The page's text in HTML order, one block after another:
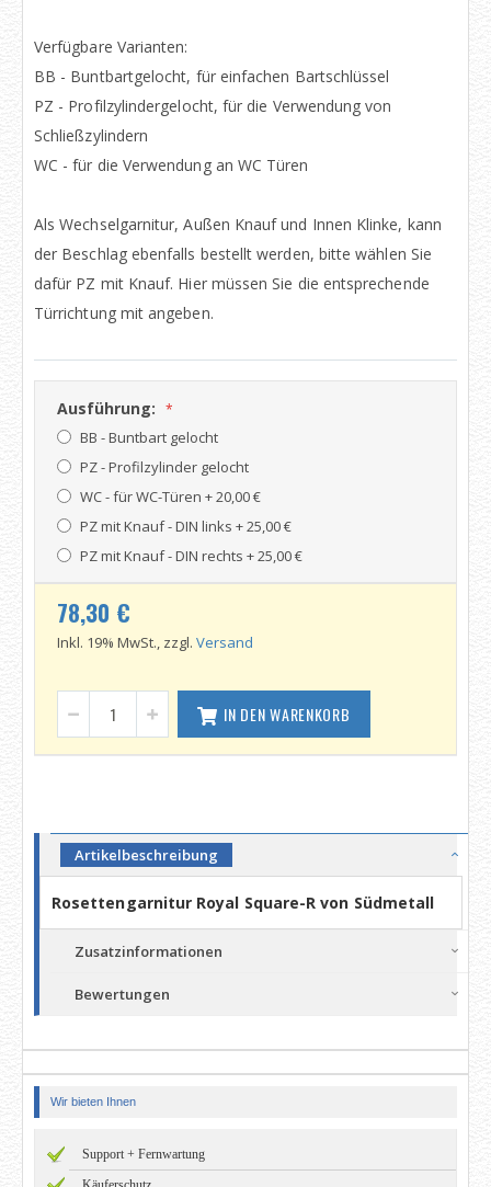
Verfügbare Varianten:
BB - Buntbartgelocht, für einfachen Bartschlüssel
PZ - Profilzylindergelocht, für die Verwendung von
Schließzylindern
WC - für die Verwendung an WC Türen
Als Wechselgarnitur, Außen Knauf und Innen Klinke, kann
der Beschlag ebenfalls bestellt werden, bitte wählen Sie
dafür PZ mit Knauf. Hier müssen Sie die entsprechende
Türrichtung mit angeben.
Ausführung:
BB - Buntbart gelocht
PZ - Profilzylinder gelocht
WC - für WC-Türen +20,00 €
PZ mit Knauf - DIN links +25,00 €
PZ mit Knauf - DIN rechts +25,00 €
78,30 €
Inkl. 19% MwSt., zzgl. Versand
IN DEN WARENKORB
Artikelbeschreibung
Rosettengarnitur Royal Square-R von Südmetall
Zusatzinformationen
Bewertungen
Wir bieten Ihnen
Support + Fernwartung